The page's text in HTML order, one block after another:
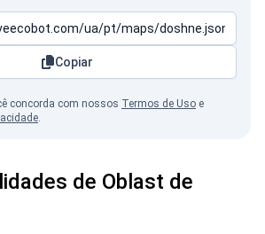
Copiar
concorda com nossos Termos de Uso e
.
de Oblast de